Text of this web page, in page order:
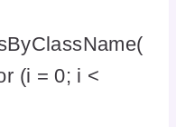
(i = 0; i <